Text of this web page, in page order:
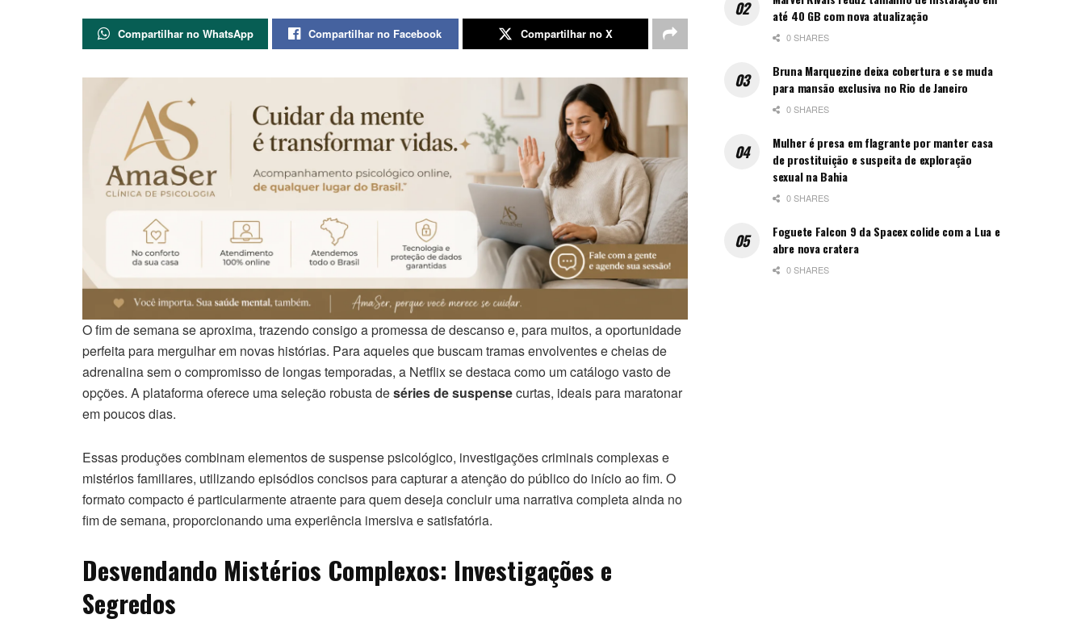
Compartilhar no WhatsApp Compartilhar no Facebook Compartilhar no X
O fim de semana se aproxima, trazendo consigo a promessa de descanso e, para muitos, a oportunidade
perfeita para mergulhar em novas histórias. Para aqueles que buscam tramas envolventes e cheias de
adrenalina sem o compromisso de longas temporadas, a Netflix se destaca como um catálogo vasto de
opções. A plataforma oferece uma seleção robusta deséries de suspensecurtas, ideais para maratonar
em poucos dias.
Essas produções combinam elementos de suspense psicológico, investigações criminais complexas e
mistérios familiares, utilizando episódios concisos para capturar a atenção do público do início ao fim. O
formato compacto é particularmente atraente para quem deseja concluir uma narrativa completa ainda no
fim de semana, proporcionando uma experiência imersiva e satisfatória.
Desvendando Mistérios Complexos: Investigações e
Segredos
até 40 GB com nova atualização
0 SHARES
Bruna Marquezine deixa cobertura e se muda
para mansão exclusiva no Rio de Janeiro
0 SHARES
Mulher é presa em flagrante por manter casa
de prostituição e suspeita de exploração
sexual na Bahia
0 SHARES
Foguete Falcon 9 da Spacex colide com a Lua e
abre nova cratera
0 SHARES